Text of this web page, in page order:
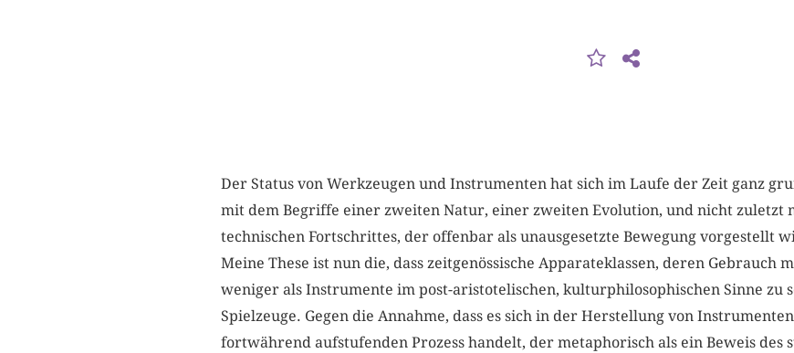
Der Status von Werkzeugen und Instrumenten hat sich im Laufe der Zeit ganz
mit dem Begriffe einer zweiten Natur, einer zweiten Evolution, und nicht zuletzt
technischen Fortschrittes, der offenbar als unausgesetzte Bewegung vorgestellt
Meine These ist nun die, dass zeitgenössische Apparateklassen, deren Gebrauch
weniger als Instrumente im post-aristotelischen, kulturphilosophischen Sinne zu
Spielzeuge. Gegen die Annahme, dass es sich in der Herstellung von
fortwährend aufstufenden Prozess handelt, der metaphorisch als ein Beweis des